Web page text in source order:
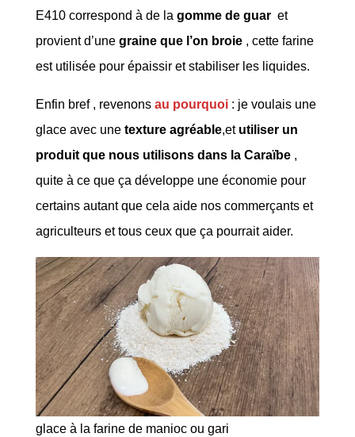
E410 correspond à de la gomme de guaret
provient d’une graine que l’on broie , cette farine
est utilisée pour épaissir et stabiliser les liquides.
Enfin bref , revenonsau pourquoi: je voulais une
glace avec une texture agréable,et utiliser un
produit que nous utilisons dans la Caraïbe,
quite à ce que ça développe une économie pour
certains autant que cela aide nos commerçants et
agriculteurs et tous ceux que ça pourrait aider.
glace à la farine de manioc ou gari